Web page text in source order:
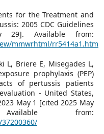
for the Treatment and
2005 CDC Guidelines
29]. Available from:
mmwrhtml/rr5414a1.htm
L, Briere E, Misegades L,
prophylaxis (PEP)
of pertussis patients
- United States,
May 1 [cited 2025 May
from: